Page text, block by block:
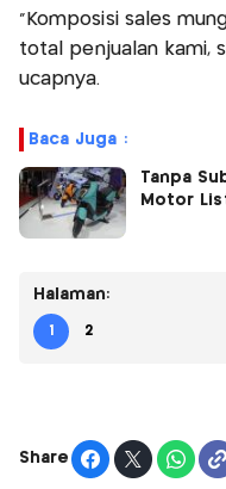
"Komposisi sales
total penjualan kami,
ucapnya.
Baca Juga :
Tanpa
Motor
Halaman:
1 2
Share